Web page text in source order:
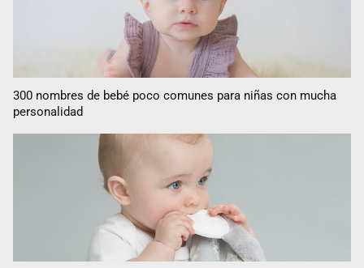
300 nombres de bebé poco comunes para niñas con mucha
personalidad